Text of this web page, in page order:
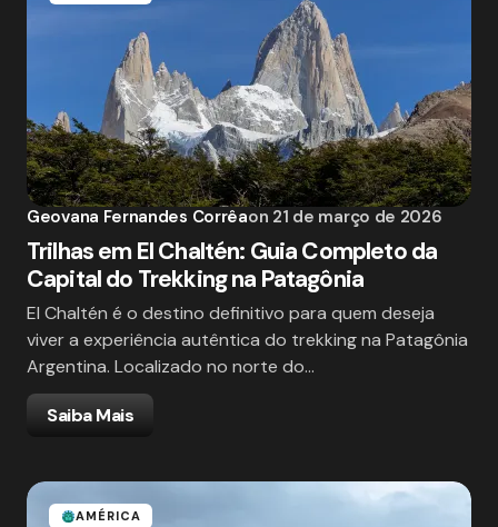
Geovana Fernandes Corrêaon 21 de março de 2026
Trilhas em El Chaltén: Guia Completo da
Capital do Trekking na Patagônia
El Chaltén é o destino definitivo para quem deseja
viver a experiência autêntica do trekking na Patagônia
Argentina. Localizado no norte do…
Saiba Mais
AMÉRICA